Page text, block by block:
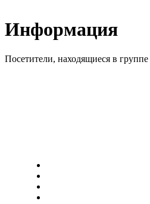
Информация
Посетители, находящиеся в группе